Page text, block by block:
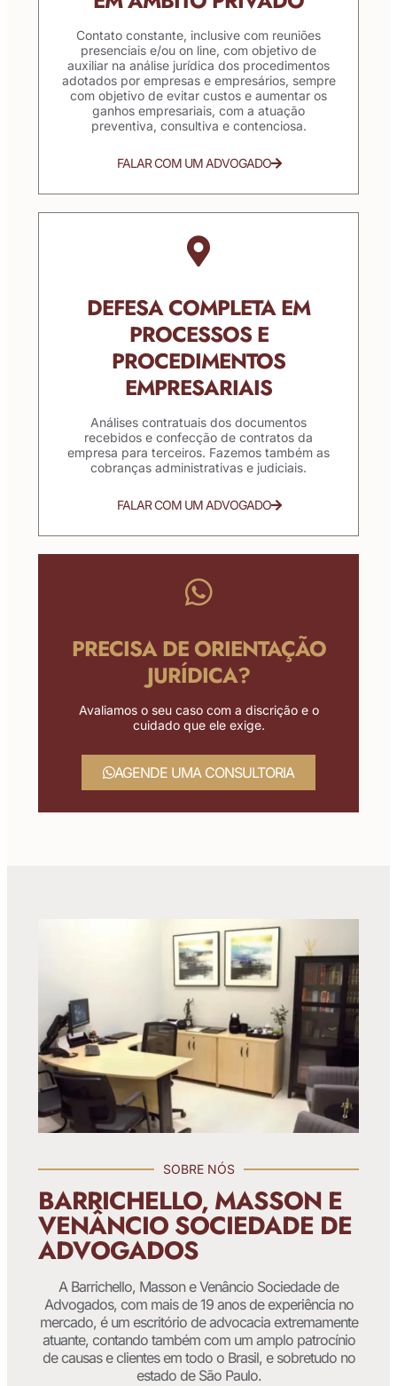
Contato constante, inclusive com reuniões
presenciais e/ou on line, com objetivo de
auxiliar na análise jurídica dos procedimentos
adotados por empresas e empresários, sempre
com objetivo de evitar custos e aumentar os
ganhos empresariais, com a atuação
preventiva, consultiva e contenciosa.
FALAR COM UM ADVOGADO
DEFESA COMPLETA EM
PROCESSOS E
PROCEDIMENTOS
EMPRESARIAIS
Análises contratuais dos documentos
recebidos e confecção de contratos da
empresa para terceiros. Fazemos também as
cobranças administrativas e judiciais.
FALAR COM UM ADVOGADO
PRECISA DE ORIENTAÇÃO
JURÍDICA?
Avaliamos o seu caso com a discrição e o
cuidado que ele exige.
AGENDE UMA CONSULTORIA
SOBRE NÓS
BARRICHELLO, MASSON E
VENÂNCIO SOCIEDADE DE
ADVOGADOS
A Barrichello, Masson e Venâncio Sociedade de
Advogados, com mais de 19 anos de experiência no
mercado, é um escritório de advocacia extremamente
atuante, contando também com um amplo patrocínio
de causas e clientes em todo o Brasil, e sobretudo no
estado de São Paulo.